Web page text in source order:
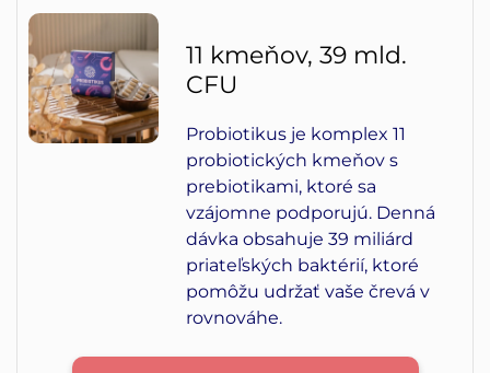
11 kmeňov, 39 mld.
CFU
Probiotikus je komplex 11
probiotických kmeňov s
prebiotikami, ktoré sa
vzájomne podporujú. Denná
dávka obsahuje 39 miliárd
priateľských baktérií, ktoré
pomôžu udržať vaše črevá v
rovnováhe.